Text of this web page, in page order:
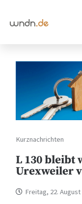
Kurznachrichten
L 130 bleibt
Urexweiler
Freitag, 22. August